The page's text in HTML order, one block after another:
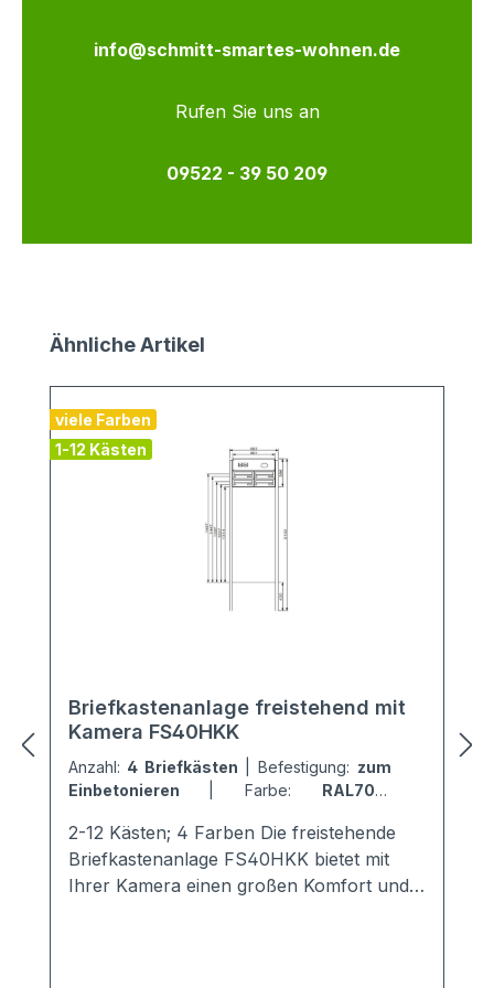
info@schmitt-smartes-wohnen.de
Rufen Sie uns an
09522 - 39 50 209
Produktgalerie überspringen
Ähnliche Artikel
viele Farben
1-12 Kästen
Briefkastenanlage freistehend mit
Kamera FS40HKK
Anzahl: 4 Briefkästen Befestigung: zum
Einbetonieren
Farbe: RAL7016
2-12 Kästen; 4 Farben Die freistehende
Briefkastenanlage FS40HKK bietet mit
Ihrer Kamera einen großen Komfort und